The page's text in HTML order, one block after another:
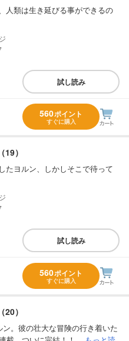
人類は生き延びる事ができるの
試し読み
560ポイント
すぐに購入
）
たヨルン、しかしそこで待って
試し読み
560ポイント
すぐに購入
）
ン。彼の壮大な冒険の行き着いた